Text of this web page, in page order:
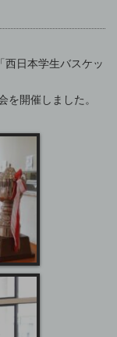
日本学生バスケッ
開催しました。